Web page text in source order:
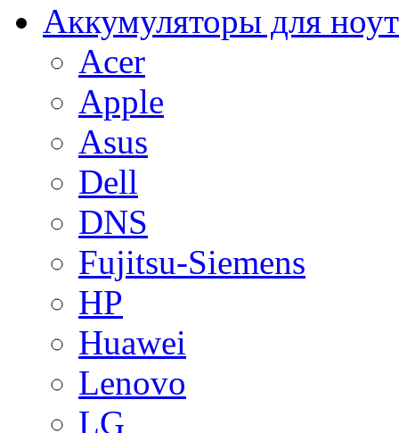
Аккумуляторы для
Acer
Apple
Asus
Dell
DNS
Fujitsu-Siemens
HP
Huawei
Lenovo
LG